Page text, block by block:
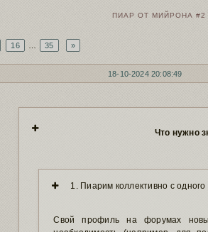
ПИАР ОТ МИЙРОНА #2
16 35 »
18-10-2024 20:08:49
Что нужно
1. Пиарим коллективно с
Свой профиль на форумах